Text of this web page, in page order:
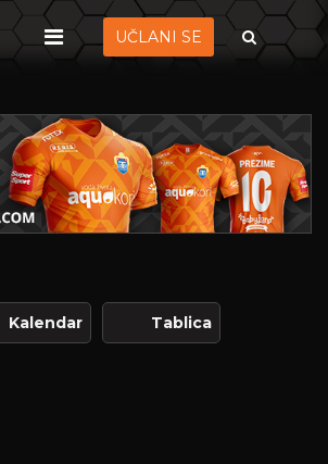
UČLANI SE
Kalendar Tablica